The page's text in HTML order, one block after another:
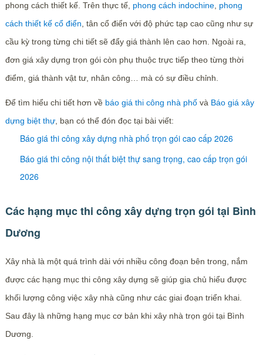
phong cách thiết kế. Trên thực tế, phong cách indochine, phong
cách thiết kế cổ điển , tân cổ điển với độ phức tạp cao cũng như sự
cầu kỳ trong từng chi tiết sẽ đẩy giá thành lên cao hơn. Ngoài ra,
đơn giá xây dựng trọn gói còn phụ thuộc trực tiếp theo từng thời
điểm, giá thành vật tư, nhân công… mà có sự điều chỉnh.
Để tìm hiểu chi tiết hơn về báo giá thi công nhà phốvà Báo giá xây
dựng biệt thự, bạn có thể đón đọc tại bài viết:
Báo giá thi công xây dựng nhà phố trọn gói cao cấp 2026
Báo giá thi công nội thất biệt thự sang trọng, cao cấp trọn gói
2026
Các hạng mục thi công xây dựng trọn gói tại Bình
Dương
Xây nhà là một quá trình dài với nhiều công đoạn bên trong, nắm
được các hạng mục thi công xây dựng sẽ giúp gia chủ hiểu được
khối lượng công việc xây nhà cũng như các giai đoạn triển khai.
Sau đây là những hạng mục cơ bản khi xây nhà trọn gói tại Bình
Dương.